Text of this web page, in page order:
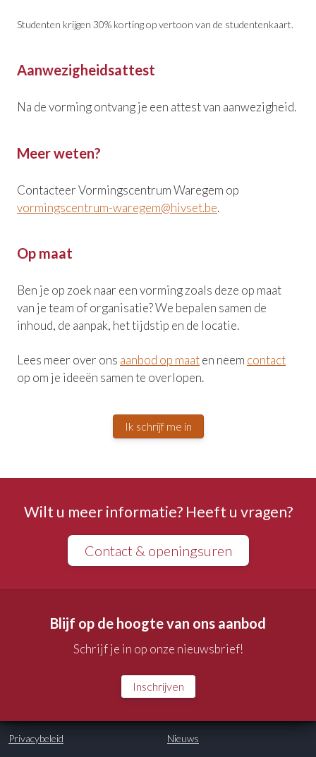
Studenten krijgen 30% korting op vertoon van de studentenkaart.
Aanwezigheidsattest
Na de vorming ontvang je een attest van aanwezigheid.
Meer weten?
Contacteer Vormingscentrum Waregem op
vormingscentrum-waregem@hivset.be.
Op maat
Ben je op zoek naar een vorming zoals deze op maat
van je team of organisatie? We bepalen samen de
inhoud, de aanpak, het tijdstip en de locatie.
Lees meer over ons aanbod op maaten neem contact
op om je ideeën samen te overlopen.
Ik schrijf me in
Wilt u meer informatie? Heeft u vragen?
Contact & openingsuren
Blijf op de hoogte van ons aanbod
Schrijf je in op onze nieuwsbrief!
Inschrijven
Privacybeleid Nieuws